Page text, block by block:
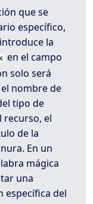
que se
específico,
la
en el campo
solo será
el nombre de
tipo de
recurso, el
de la
En un
mágica
una
específica del